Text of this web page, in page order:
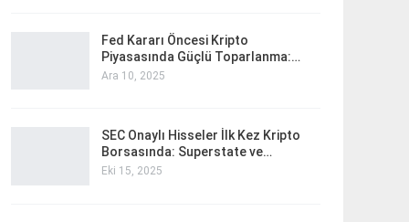
Fed Kararı Öncesi Kripto
Piyasasında Güçlü Toparlanma:…
Ara 10, 2025
SEC Onaylı Hisseler İlk Kez Kripto
Borsasında: Superstate ve…
Eki 15, 2025